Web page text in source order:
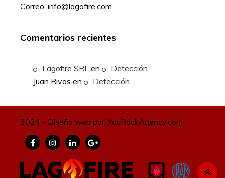
Correo: info@lagofire.com
Comentarios recientes
Lagofire SRL en
Detección
Juan Rivas en Detección
2024 - Diseño web por: YouRockAgency.com